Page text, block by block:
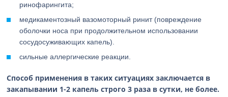
ринофарингита;
медикаментозный вазомоторный ринит (повреждение
оболочки носа при продолжительном использовании
сосудосуживающих капель).
сильные аллергические реакции.
Способ применения в таких ситуациях заключается в
закапывании 1-2 капель строго 3 раза в сутки, не более.